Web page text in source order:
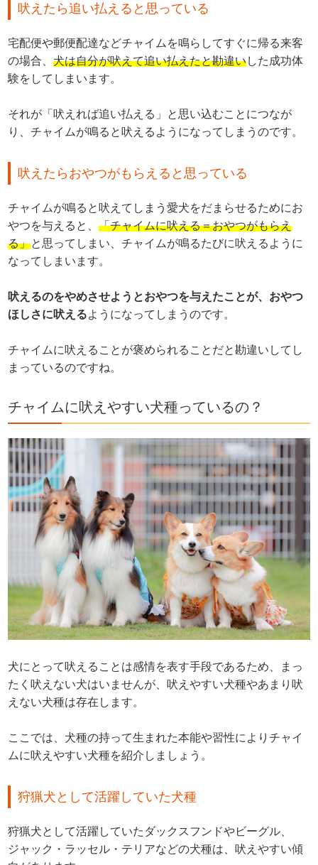
吠えたら追い払えると思っている
宅配便や郵便配達などチャイムを鳴らしてすぐに帰る来客
の場合、犬は自分が吠えて追い払えたと勘違いした成功体
験をしてしまいます。
それが「吠えれば追い払える」と思い込むことにつなが
り、チャイムが鳴ると吠えるようになってしまうのです。
吠えたらおやつがもらえると思っている
チャイムが鳴ると吠えてしまう愛犬をだまらせるためにお
やつを与えると、「チャイムに吠える＝おやつがもらえ
る」と思ってしまい、チャイムが鳴るたびに吠えるように
なってしまいます。
吠えるのをやめさせようとおやつを与えたことが、おやつ
ほしさに吠えるようになってしまうのです。
チャイムに吠えることが褒められることだと勘違いしてし
まっているのですね。
チャイムに吠えやすい犬種っているの？
犬にとって吠えることは感情を表す手段であるため、まっ
たく吠えない犬はいませんが、吠えやすい犬種やあまり吠
えない犬種は存在します。
ここでは、犬種の持って生まれた本能や習性によりチャイ
ムに吠えやすい犬種を紹介しましょう。
狩猟犬として活躍していた犬種
狩猟犬として活躍していたダックスフンドやビーグル、
ジャック・ラッセル・テリアなどの犬種は、吠えやすい傾